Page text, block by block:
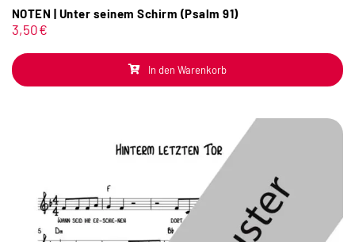
NOTEN | Unter seinem Schirm (Psalm 91)
3,50€
In den Warenkorb